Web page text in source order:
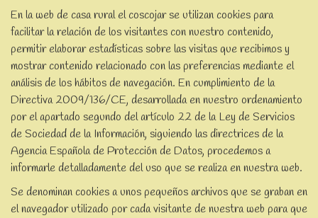
En la web de casa rural el coscojar se utilizan cookies para
facilitar la relación de los visitantes con nuestro contenido,
permitir elaborar estadísticas sobre las visitas que recibimos y
mostrar contenido relacionado con las preferencias mediante el
análisis de los hábitos de navegación. En cumplimiento de la
Directiva 2009/136/CE, desarrollada en nuestro ordenamiento
por el apartado segundo del artículo 22 de la Ley de Servicios
de Sociedad de la Información, siguiendo las directrices de la
Agencia Española de Protección de Datos, procedemos a
informarle detalladamente del uso que se realiza en nuestra web.
Se denominan cookies a unos pequeños archivos que se graban en
el navegador utilizado por cada visitante de nuestra web para que